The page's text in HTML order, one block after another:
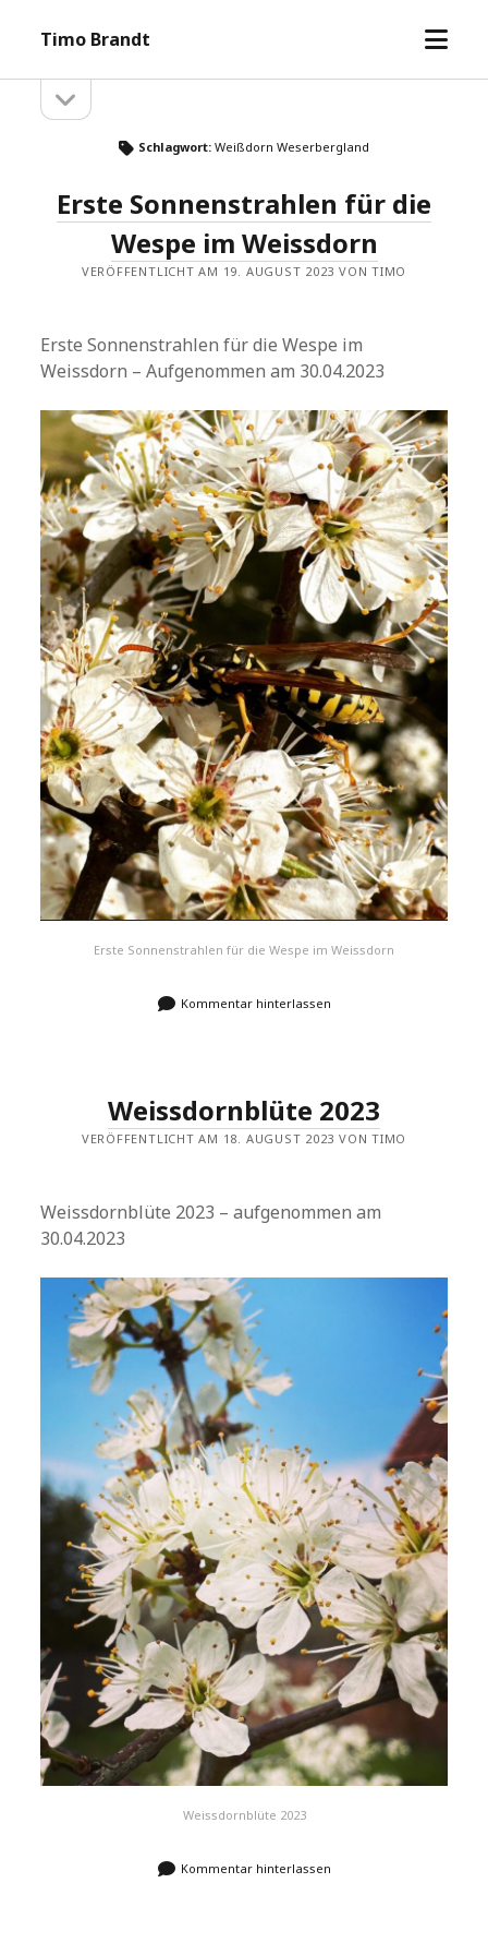
Timo Brandt
Menü
Seitenleiste
öffnen
Schlagwort: Weißdorn Weserbergland
Erste Sonnenstrahlen für die
Wespe im Weissdorn
VERÖFFENTLICHT AM 19. AUGUST 2023 VON TIMO
Erste Sonnenstrahlen für die Wespe im
Weissdorn – Aufgenommen am 30.04.2023
Erste Sonnenstrahlen für die Wespe im Weissdorn
Kommentar hinterlassen
Weissdornblüte 2023
VERÖFFENTLICHT AM 18. AUGUST 2023 VON TIMO
Weissdornblüte 2023 – aufgenommen am
30.04.2023
Weissdornblüte 2023
Kommentar hinterlassen